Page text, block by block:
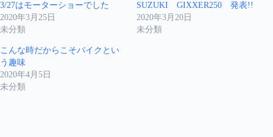
3/27はモーターショーでした
2020年3月25日
未分類
SUZUKI GIXXER250 発表!!
2020年3月20日
未分類
こんな時だからこそバイクとい
う趣味
2020年4月5日
未分類